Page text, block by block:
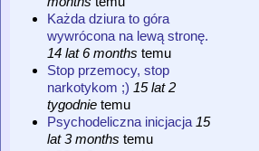
Każda dziura to góra
wywrócona na lewą stronę.
14 lat 6 months temu
Stop przemocy, stop
narkotykom ;) 15 lat 2
tygodnietemu
Psychodeliczna inicjacja 15
lat 3 months temu